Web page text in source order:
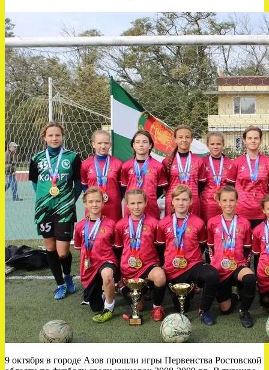
9 октября в городе Азов прошли игры Первенства Ростовской